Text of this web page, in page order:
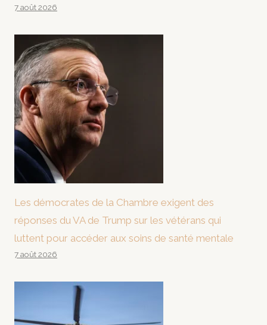
7 août 2026
Les démocrates de la Chambre exigent des
réponses du VA de Trump sur les vétérans qui
luttent pour accéder aux soins de santé mentale
7 août 2026